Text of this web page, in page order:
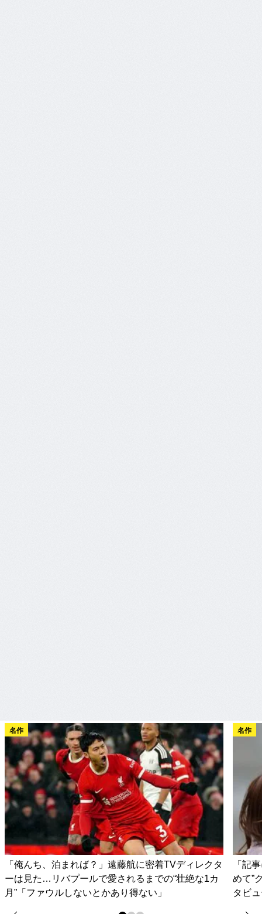
名作
「俺んち、泊まれば？」遠藤航に密着TVディレクタ
ーは見た…リバプールで愛されるまでの“壮絶な1カ
月”「ファウルしないとかあり得ない」
名作
「記
めて”
タビ